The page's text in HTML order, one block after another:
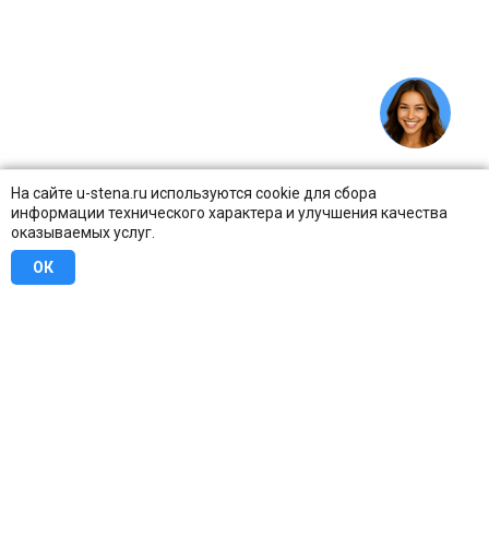
На сайте u-stena.ru используются cookie для сбора
информации технического характера и улучшения качества
оказываемых услуг.
ОК